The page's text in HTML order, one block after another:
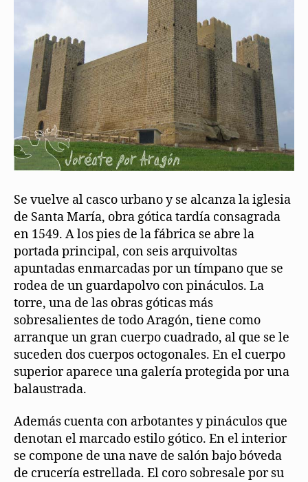
Se vuelve al casco urbano y se alcanza la iglesia
de Santa María, obra gótica tardía consagrada
en 1549. A los pies de la fábrica se abre la
portada principal, con seis arquivoltas
apuntadas enmarcadas por un tímpano que se
rodea de un guardapolvo con pináculos. La
torre, una de las obras góticas más
sobresalientes de todo Aragón, tiene como
arranque un gran cuerpo cuadrado, al que se le
suceden dos cuerpos octogonales. En el cuerpo
superior aparece una galería protegida por una
balaustrada.
Además cuenta con arbotantes y pináculos que
denotan el marcado estilo gótico. En el interior
se compone de una nave de salón bajo bóveda
de crucería estrellada. El coro sobresale por su